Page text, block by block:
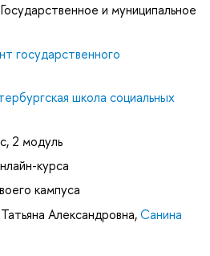
и муниципальное
государственного
школа социальных
2 модуль
курса
кампуса
Александровна,Санина